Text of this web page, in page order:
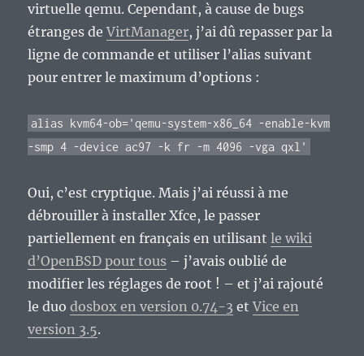
virtuelle qemu. Cependant, à cause de bugs
étranges deVirtManager, j’ai dû repasser par la
ligne de commande et utiliser l’alias suivant
pour entrer le maximum d’options :
alias kvm64-ob='qemu-system-x86_64 -enable-kvm
-smp 4 -device ac97 -k fr -m 4096 -vga qxl'
Oui, c’est cryptique. Mais j’ai réussi à me
débrouiller à installer Xfce, le passer
partiellement en français en utilisantle wiki
d’OpenBSD pour tous – j’avais oublié de
modifier les réglages de root ! – et j’ai rajouté
le duodosbox en version 0.74-3 etVice en
version 3.5.